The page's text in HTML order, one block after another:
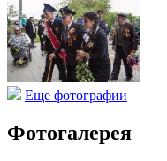
Еще фотографии
Фотогалерея